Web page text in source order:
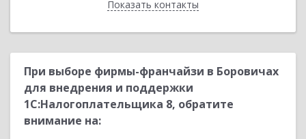
Показать контакты
Назад
При выборе фирмы-франчайзи в Боровичах
для внедрения и поддержки
1С:Налогоплательщика 8, обратите
внимание на: